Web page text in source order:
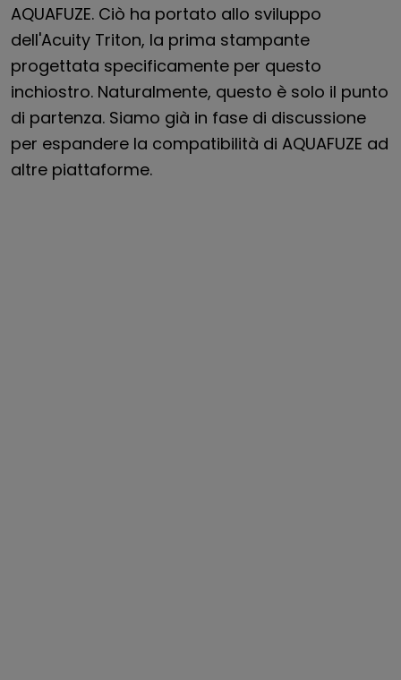
AQUAFUZE. Ciò ha portato allo sviluppo
dell'Acuity Triton, la prima stampante
progettata specificamente per questo
inchiostro. Naturalmente, questo è solo il punto
di partenza. Siamo già in fase di discussione
per espandere la compatibilità di AQUAFUZE ad
altre piattaforme.